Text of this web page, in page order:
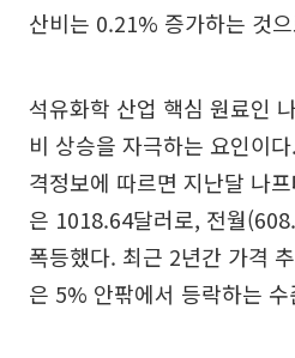
산비는 0.21% 증가하는 것
석유화학 산업 핵심 원료인
비 상승을 자극하는 요인이
격정보에 따르면 지난달 나
은 1018.64달러로, 전월
폭등했다. 최근 2년간 가격
은 5% 안팎에서 등락하는 수